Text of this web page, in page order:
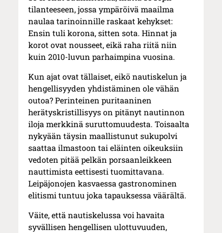
tilanteeseen, jossa ympäröivä maailma
naulaa tarinoinnille raskaat kehykset:
Ensin tuli korona, sitten sota. Hinnat ja
korot ovat nousseet, eikä raha riitä niin
kuin 2010-luvun parhaimpina vuosina.
Kun ajat ovat tällaiset, eikö nautiskelun ja
hengellisyyden yhdistäminen ole vähän
outoa? Perinteinen puritaaninen
herätyskristillisyys on pitänyt nautinnon
iloja merkkinä suruttomuudesta. Toisaalta
nykyään täysin maallistunut sukupolvi
saattaa ilmastoon tai eläinten oikeuksiin
vedoten pitää pelkän porsaanleikkeen
nauttimista eettisesti tuomittavana.
Leipäjonojen kasvaessa gastronominen
elitismi tuntuu joka tapauksessa väärältä.
Väite, että nautiskelussa voi havaita
syvällisen hengellisen ulottuvuuden,